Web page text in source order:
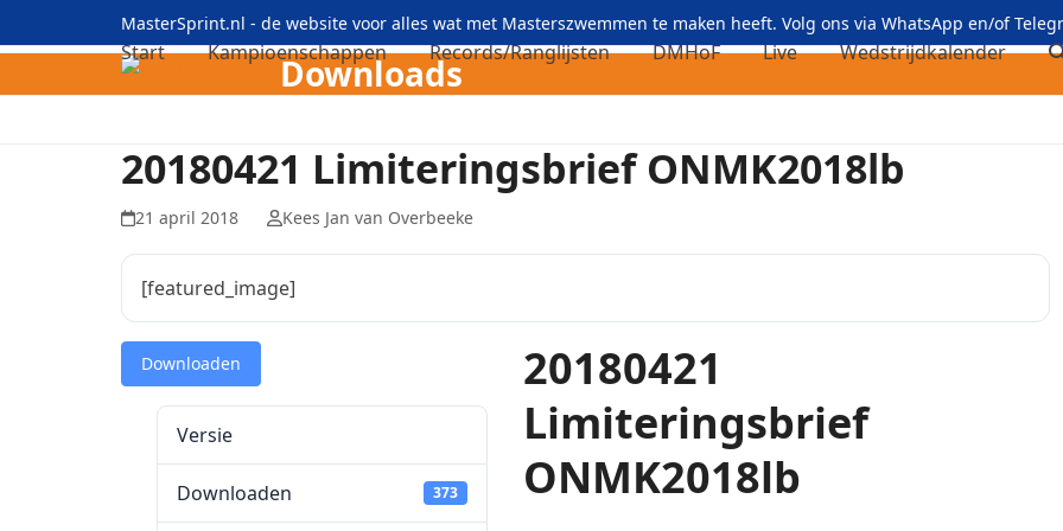
to
MasterSprint.nl - de website voor alles wat met Masterszwemmen te maken heeft. Volg ons via WhatsApp en/of
Start Kampioenschappen Records/Ranglijsten DMHoF Live Wedstrijdkalender
Downloads
20180421 Limiteringsbrief ONMK2018lb
21 april 2018 Kees Jan van Overbeeke
[featured_image]
Downloaden
Versie
Downloaden 373
20180421
Limiteringsbrief
ONMK2018lb